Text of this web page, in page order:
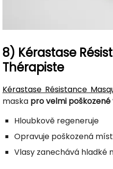
8) Kérastase
Thérapiste
Kérastase Résistance
maska pro velmi poškozené
Hloubkově regeneruje
Opravuje poškozená
Vlasy zanechává hladké